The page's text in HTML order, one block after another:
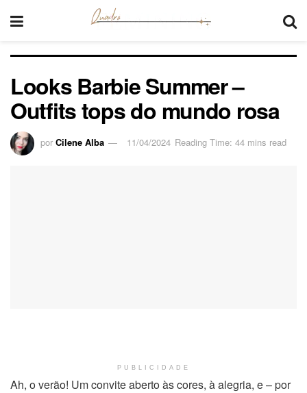
Looks Barbie Summer –
Outfits tops do mundo rosa
por Cilene Alba 11/04/2024 Reading Time: 44 mins read
PUBLICIDADE
Ah, o verão! Um convite aberto às cores, à alegria, e – por